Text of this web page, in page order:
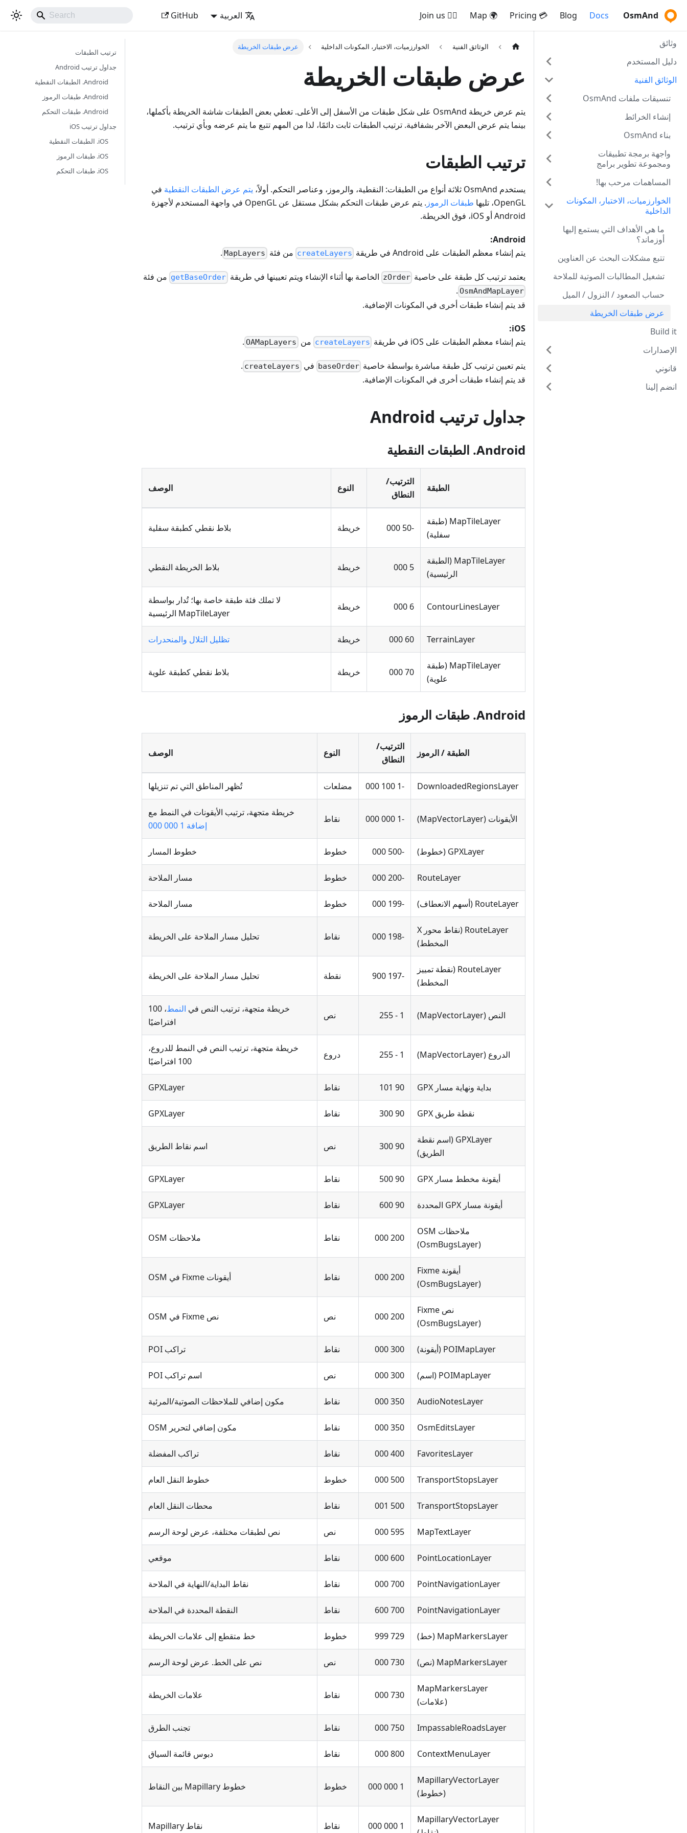
OsmAnd
Docs
Blog
💳 Pricing
🌍 Map
🚵‍♂️ Join us العربية GitHub
وثائق
دليل المستخدم
الوثائق الفنية
تنسيقات ملفات OsmAnd
إنشاء الخرائط
بناء OsmAnd
واجهة برمجة تطبيقات
ومجموعة تطوير برامج
المساهمات مرحب بها!
الخوارزميات، الاختبار، المكونات
الداخلية
ما هي الأهداف التي يستمع إليها
أوزماند؟
تتبع مشكلات البحث عن العناوين
تشغيل المطالبات الصوتية للملاحة
حساب الصعود / النزول / الميل
عرض طبقات الخريطة
Build it
الإصدارات
قانوني
انضم إلينا
الوثائق الفنية الخوارزميات، الاختبار، المكونات الداخلية عرض طبقات الخريطة
عرض طبقات الخريطة
يتم عرض خريطة OsmAnd على شكل طبقات من الأسفل إلى الأعلى. تغطي بعض الطبقات شاشة الخريطة بأكملها،
بينما يتم عرض البعض الآخر بشفافية. ترتيب الطبقات ثابت دائمًا، لذا من المهم تتبع ما يتم عرضه وبأي ترتيب.
ترتيب الطبقات
يستخدم OsmAnd ثلاثة أنواع من الطبقات: النقطية، والرموز، وعناصر التحكم. أولاً، يتم عرض الطبقات النقطية في
OpenGL، تليها
طبقات الرموز
. يتم عرض طبقات التحكم بشكل مستقل عن OpenGL في واجهة المستخدم لأجهزة
Android أو iOS، فوق الخريطة.
Android:
يتم إنشاء معظم الطبقات على Android في طريقة
createLayers من فئة MapLayers
.
يعتمد ترتيب كل طبقة على خاصية zOrder الخاصة بها أثناء الإنشاء ويتم تعيينها في طريقة getBaseOrder من فئة
OsmAndMapLayer
.
قد يتم إنشاء طبقات أخرى في المكونات الإضافية.
iOS:
يتم إنشاء معظم الطبقات على iOS في طريقة
createLayers من OAMapLayers
.
يتم تعيين ترتيب كل طبقة مباشرة بواسطة خاصية baseOrder في createLayers
.
قد يتم إنشاء طبقات أخرى في المكونات الإضافية.
جداول ترتيب Android
Android. الطبقات النقطية
الطبقة
الترتيب/
النطاق
النوع الوصف
MapTileLayer (طبقة
سفلية)
-50 000 خريطة بلاط نقطي كطبقة سفلية
MapTileLayer (الطبقة
الرئيسية)
5 000 خريطة بلاط الخريطة النقطي
ContourLinesLayer
6 000 خريطة
لا تملك فئة طبقة خاصة بها؛ تُدار بواسطة
MapTileLayer الرئيسية
TerrainLayer
60 000 خريطة تظليل التلال والمنحدرات
MapTileLayer (طبقة
علوية)
70 000 خريطة بلاط نقطي كطبقة علوية
Android. طبقات الرموز
الطبقة / الرموز
الترتيب/
النطاق
النوع الوصف
DownloadedRegionsLayer
-1 100 000 مضلعات تُظهر المناطق التي تم تنزيلها
الأيقونات (MapVectorLayer) -1 000 000 نقاط
خريطة متجهة، ترتيب الأيقونات في النمط مع
إضافة 1 000 000
GPXLayer (خطوط) -500 000 خطوط خطوط المسار
RouteLayer
-200 000 خطوط مسار الملاحة
RouteLayer (أسهم الانعطاف) -199 000 خطوط مسار الملاحة
RouteLayer (نقاط محور X
المخطط)
-198 000 نقاط تحليل مسار الملاحة على الخريطة
RouteLayer (نقطة تمييز
المخطط)
-197 900 نقطة تحليل مسار الملاحة على الخريطة
النص (MapVectorLayer) 1 - 255 نص
خريطة متجهة، ترتيب النص في النمط ، 100
افتراضيًا
الدروع (MapVectorLayer) 1 - 255 دروع
خريطة متجهة، ترتيب النص في النمط للدروع،
100 افتراضيًا
بداية ونهاية مسار GPX 90 101 نقاط GPXLayer
نقطة طريق GPX 90 300 نقاط GPXLayer
GPXLayer (اسم نقطة
الطريق)
90 300 نص اسم نقاط الطريق
أيقونة مخطط مسار GPX 90 500 نقاط GPXLayer
أيقونة مسار GPX المحددة 90 600 نقاط GPXLayer
ملاحظات OSM
(OsmBugsLayer)
200 000 نقاط ملاحظات OSM
أيقونة Fixme
(OsmBugsLayer)
200 000 نقاط أيقونات Fixme في OSM
نص Fixme
(OsmBugsLayer)
200 000 نص نص Fixme في OSM
POIMapLayer (أيقونة) 300 000 نقاط تراكب POI
POIMapLayer (اسم) 300 000 نص اسم تراكب POI
AudioNotesLayer
350 000 نقاط مكون إضافي للملاحظات الصوتية/المرئية
OsmEditsLayer
350 000 نقاط مكون إضافي لتحرير OSM
FavoritesLayer
400 000 نقاط تراكب المفضلة
TransportStopsLayer
500 000 خطوط خطوط النقل العام
TransportStopsLayer
500 001 نقاط محطات النقل العام
MapTextLayer
595 000 نص نص لطبقات مختلفة، عرض لوحة الرسم
PointLocationLayer
600 000 نقاط موقعي
PointNavigationLayer
700 000 نقاط نقاط البداية/النهاية في الملاحة
PointNavigationLayer
700 600 نقاط النقطة المحددة في الملاحة
MapMarkersLayer (خط) 729 999 خطوط خط متقطع إلى علامات الخريطة
MapMarkersLayer (نص) 730 000 نص نص على الخط. عرض لوحة الرسم
MapMarkersLayer
(علامات)
730 000 نقاط علامات الخريطة
ImpassableRoadsLayer
750 000 نقاط تجنب الطرق
ContextMenuLayer
800 000 نقاط دبوس قائمة السياق
MapillaryVectorLayer
(خطوط)
1 000 000 خطوط خطوط Mapillary بين النقاط
MapillaryVectorLayer
1 000 000 نقاط نقاط Mapillary
ترتيب الطبقات
جداول ترتيب Android
Android. الطبقات النقطية
Android. طبقات الرموز
Android. طبقات التحكم
جداول ترتيب iOS
iOS. الطبقات النقطية
iOS. طبقات الرموز
iOS. طبقات التحكم